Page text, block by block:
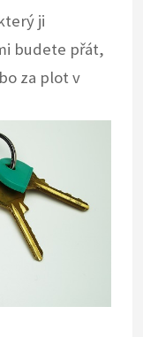
ji
budete přát,
za plot v